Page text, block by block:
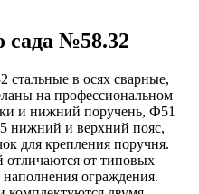
сада №58.32
стальные в осях сварные,
на профессиональном
и нижний поручень, Ф51
нижний и верхний пояс,
для крепления поручня.
отличаются от типовых
ограждения.